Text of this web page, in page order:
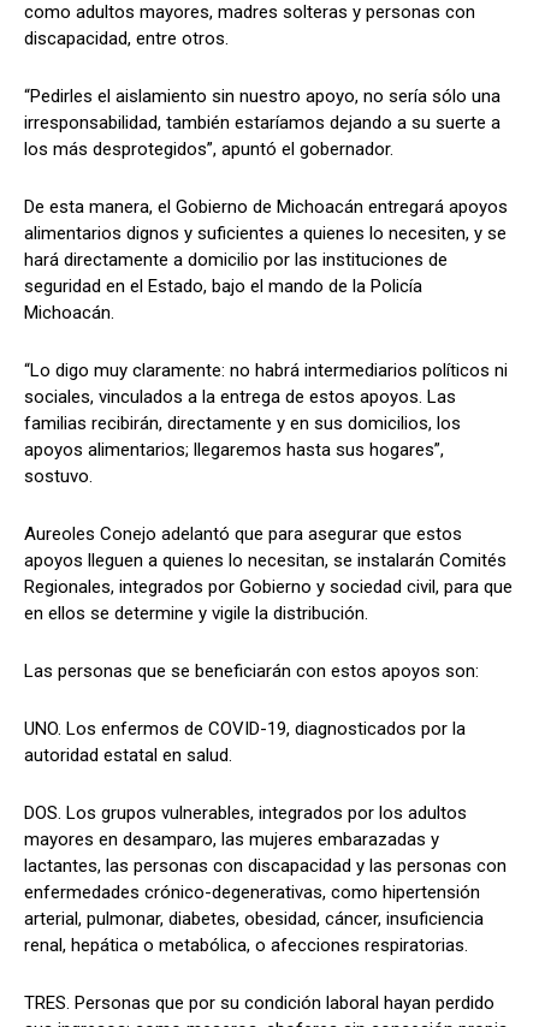
como adultos mayores, madres solteras y personas con
discapacidad, entre otros.
“Pedirles el aislamiento sin nuestro apoyo, no sería sólo una
irresponsabilidad, también estaríamos dejando a su suerte a
los más desprotegidos”, apuntó el gobernador.
De esta manera, el Gobierno de Michoacán entregará apoyos
alimentarios dignos y suficientes a quienes lo necesiten, y se
hará directamente a domicilio por las instituciones de
seguridad en el Estado, bajo el mando de la Policía
Michoacán.
“Lo digo muy claramente: no habrá intermediarios políticos ni
sociales, vinculados a la entrega de estos apoyos. Las
familias recibirán, directamente y en sus domicilios, los
apoyos alimentarios; llegaremos hasta sus hogares”,
sostuvo.
Aureoles Conejo adelantó que para asegurar que estos
apoyos lleguen a quienes lo necesitan, se instalarán Comités
Regionales, integrados por Gobierno y sociedad civil, para que
en ellos se determine y vigile la distribución.
Las personas que se beneficiarán con estos apoyos son:
UNO. Los enfermos de COVID-19, diagnosticados por la
autoridad estatal en salud.
DOS. Los grupos vulnerables, integrados por los adultos
mayores en desamparo, las mujeres embarazadas y
lactantes, las personas con discapacidad y las personas con
enfermedades crónico-degenerativas, como hipertensión
arterial, pulmonar, diabetes, obesidad, cáncer, insuficiencia
renal, hepática o metabólica, o afecciones respiratorias.
TRES. Personas que por su condición laboral hayan perdido